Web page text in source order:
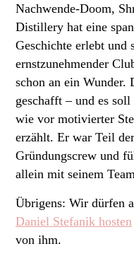
Nachwende-Doom,
Distillery hat eine
Geschichte erlebt und
ernstzunehmender
schon an ein Wunder.
geschafft – und es
wie vor motivierter
erzählt. Er war Teil
Gründungscrew und
allein mit seinem
Übrigens: Wir dürfen
Daniel Stefanik hosten
von ihm.